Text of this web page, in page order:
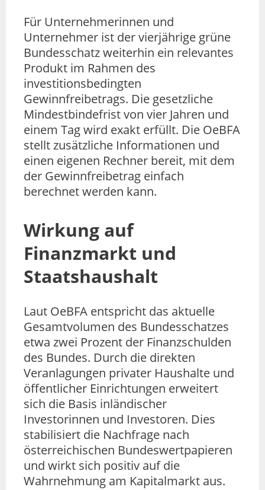
Für Unternehmerinnen und
Unternehmer ist der vierjährige grüne
Bundesschatz weiterhin ein relevantes
Produkt im Rahmen des
investitionsbedingten
Gewinnfreibetrags. Die gesetzliche
Mindestbindefrist von vier Jahren und
einem Tag wird exakt erfüllt. Die OeBFA
stellt zusätzliche Informationen und
einen eigenen Rechner bereit, mit dem
der Gewinnfreibetrag einfach
berechnet werden kann.
Wirkung auf
Finanzmarkt und
Staatshaushalt
Laut OeBFA entspricht das aktuelle
Gesamtvolumen des Bundesschatzes
etwa zwei Prozent der Finanzschulden
des Bundes. Durch die direkten
Veranlagungen privater Haushalte und
öffentlicher Einrichtungen erweitert
sich die Basis inländischer
Investorinnen und Investoren. Dies
stabilisiert die Nachfrage nach
österreichischen Bundeswertpapieren
und wirkt sich positiv auf die
Wahrnehmung am Kapitalmarkt aus.